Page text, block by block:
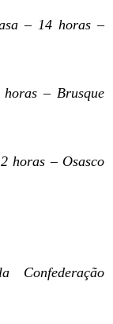
– 14 horas –
– Brusque
horas – Osasco
Confederação